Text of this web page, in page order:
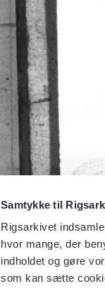
Samtykke til
Rigsarkivet
hvor mange, der
indholdet og gøre
som kan sætte